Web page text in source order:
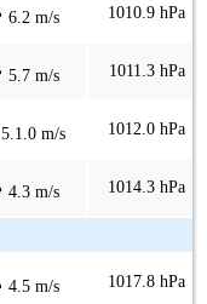
6.2 m/s 1010.9 hPa
5.7 m/s 1011.3 hPa
5.1.0 m/s 1012.0 hPa
4.3 m/s 1014.3 hPa
4.5 m/s 1017.8 hPa